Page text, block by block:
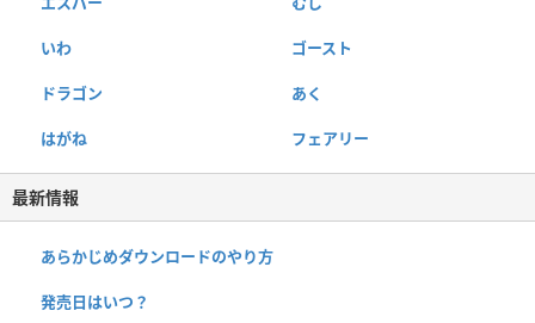
いわ ゴースト
ドラゴン あく
はがね フェアリー
最新情報
あらかじめダウンロードのやり方
発売日はいつ？